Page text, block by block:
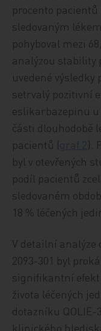
procento pacientů
sledovaným
pohyboval mezi
analýzou stability
uvedené výsledky
setrvalý pozitivní
eslikarbazepinu
části dlouhodobě
pacientů (
).
byl v otevřených
podíl pacientů
sledovaném
18 % léčených
V detailní analýze
2093-301 byl
signifikantní efekt
života léčených
dotazníku QOLIE-
klinického